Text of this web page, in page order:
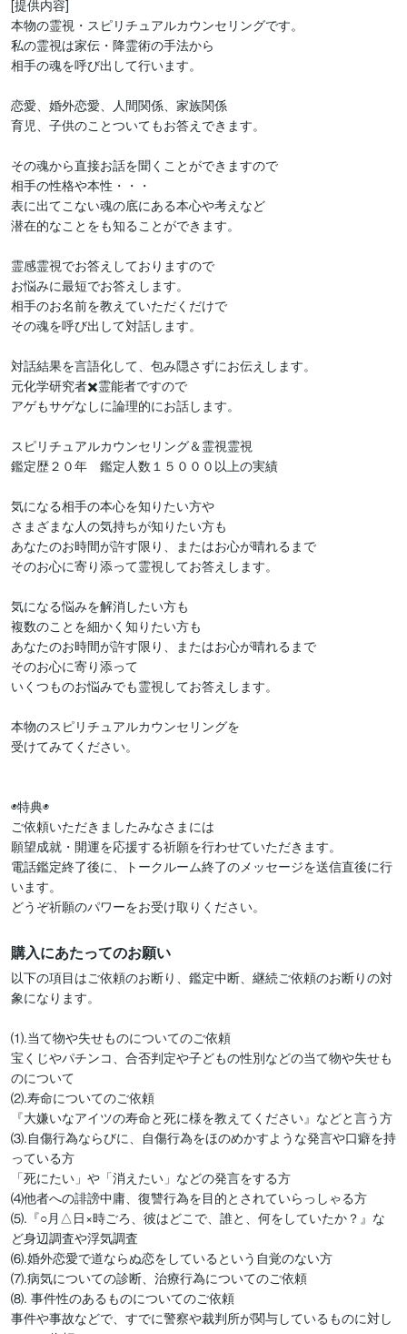
[提供内容]
本物の霊視・スピリチュアルカウンセリングです。
私の霊視は家伝・降霊術の手法から
相手の魂を呼び出して行います。
恋愛、婚外恋愛、人間関係、家族関係
育児、子供のことついてもお答えできます。
その魂から直接お話を聞くことができますので
相手の性格や本性・・・
表に出てこない魂の底にある本心や考えなど
潜在的なことをも知ることができます。
霊感霊視でお答えしておりますので
お悩みに最短でお答えします。
相手のお名前を教えていただくだけで
その魂を呼び出して対話します。
対話結果を言語化して、包み隠さずにお伝えします。
元化学研究者✖️霊能者ですので
アゲもサゲなしに論理的にお話します。
スピリチュアルカウンセリング＆霊視霊視
鑑定歴２０年　鑑定人数１５０００以上の実績
気になる相手の本心を知りたい方や
さまざまな人の気持ちが知りたい方も
あなたのお時間が許す限り、またはお心が晴れるまで
そのお心に寄り添って霊視してお答えします。
気になる悩みを解消したい方も
複数のことを細かく知りたい方も
あなたのお時間が許す限り、またはお心が晴れるまで
そのお心に寄り添って
いくつものお悩みでも霊視してお答えします。
本物のスピリチュアルカウンセリングを
受けてみてください。
◉特典◉
ご依頼いただきましたみなさまには
願望成就・開運を応援する祈願を行わせていただきます。
電話鑑定終了後に、トークルーム終了のメッセージを送信直後に行
います。
購入にあたってのお願い
以下の項目はご依頼のお断り、鑑定中断、継続ご依頼のお断りの対
象になります。
⑴.当て物や失せものについてのご依頼
宝くじやパチンコ、合否判定や子どもの性別などの当て物や失せも
のについて
⑵.寿命についてのご依頼
『大嫌いなアイツの寿命と死に様を教えてください』などと言う方
⑶.自傷行為ならびに、自傷行為をほのめかすような発言や口癖を持
っている方
「死にたい」や「消えたい」などの発言をする方
⑷他者への誹謗中庸、復讐行為を目的とされていらっしゃる方
⑸.『○月△日×時ごろ、彼はどこで、誰と、何をしていたか？』な
ど身辺調査や浮気調査
⑹.婚外恋愛で道ならぬ恋をしているという自覚のない方
⑺.病気についての診断、治療行為についてのご依頼
⑻. 事件性のあるものについてのご依頼
事件や事故などで、すでに警察や裁判所が関与しているものに対し